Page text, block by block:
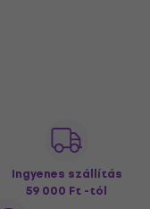
Ingyenes szállítás
59 000 Ft -tól